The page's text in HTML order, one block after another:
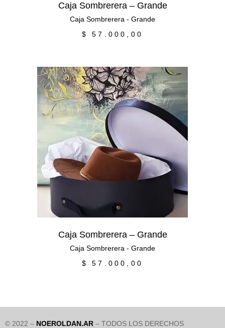
Caja Sombrerera – Grande
Caja Sombrerera - Grande
$
57.000,00
Añadir al carrito
Caja Sombrerera – Grande
Caja Sombrerera - Grande
$
57.000,00
© 2022 – NOEROLDAN.AR – TODOS LOS DERECHOS